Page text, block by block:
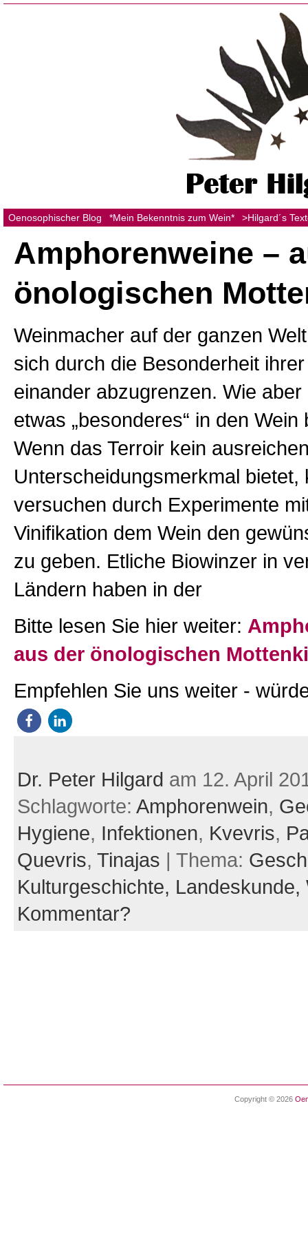
Oenosophischer Blog *Mein Bekenntnis zum Wein* >Hilgard´s
Amphorenweine –
önologischen
Weinmacher auf der ganzen
sich durch die Besonderheit
einander abzugrenzen. Wie
etwas „besonderes“ in den Wein
Wenn das Terroir kein
Unterscheidungsmerkmal bietet,
versuchen durch Experimente
Vinifikation dem Wein den
zu geben. Etliche Biowinzer in
Ländern haben in der
Bitte lesen Sie hier weiter:
aus der önologischen
Empfehlen Sie uns weiter -
Dr. Peter Hilgard am 12. April
Schlagworte: Amphorenwein,
Hygiene, Infektionen, Kvevris,
Quevris, Tinajas | Thema:
Kulturgeschichte, Landeskunde,
Kommentar?
Copyright © 2026